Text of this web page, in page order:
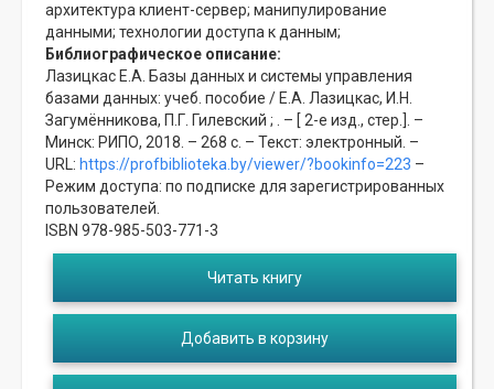
архитектура клиент-сервер; манипулирование
данными; технологии доступа к данным;
Библиографическое описание:
Лазицкас Е.А. Базы данных и системы управления
базами данных: учеб. пособие / Е.А. Лазицкас, И.Н.
Загумённикова, П.Г. Гилевский ; . – [ 2-е изд., стер.]. –
Минск: РИПО, 2018. – 268 с. – Текст: электронный. –
URL: https://profbiblioteka.by/viewer/?bookinfo=223 –
Режим доступа: по подписке для зарегистрированных
пользователей.
ISBN 978-985-503-771-3
Читать книгу
Добавить в корзину